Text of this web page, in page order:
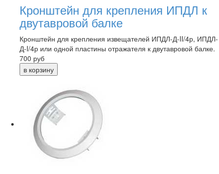
Кронштейн для крепления ИПДЛ к
двутавровой балке
Кронштейн для крепления извещателей ИПДЛ-Д-II/4р, ИПДЛ-
Д-I/4р или одной пластины отражателя к двутавровой балке.
700 руб